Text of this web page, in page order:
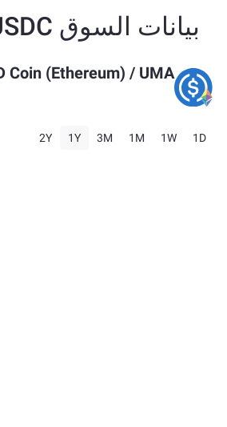
بيانات السوق USDC إلى UMA
Coin (Ethereum) / UMA
1D
1W
1M
3M
1Y
2Y